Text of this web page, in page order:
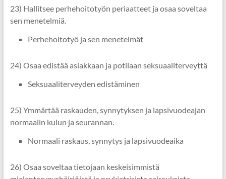
23) Hallitsee perhehoitotyön periaatteet ja osaa soveltaa
sen menetelmiä.
Perhehoitotyö ja sen menetelmät
24) Osaa edistää asiakkaan ja potilaan seksuaaliterveyttä
Seksuaaliterveyden edistäminen
25) Ymmärtää raskauden, synnytyksen ja lapsivuodeajan
normaalin kulun ja seurannan.
Normaali raskaus, synnytys ja lapsivuodeaika
26) Osaa soveltaa tietojaan keskeisimmistä